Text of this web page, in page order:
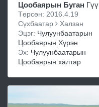
Цообаярын Буган Гүү
Төрсөн: 2016.4.19
Сүхбаатар
Халзан
Эцэг: Чулуунбаатарын
Цообаярын Хүрэн
Эх: Чулуунбаатарын
Цообаярын халтар